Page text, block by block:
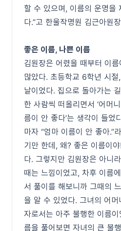
할 수 있으며, 이름의 운명을
다.”고 한울작명원 김근아원
좋은 이름, 나쁜 이름
김원장은 어렸을 때부터 이름
많았다. 초등학교 6학년 시
날이었다. 집으로 돌아가는
한 사람씩 떠올리면서 ‘어머
름이 안 좋다’는 생각이 들었
마자 “엄마 이름이 안 좋아.”
기만 한데, 왜? 좋은 이름이
다. 그렇지만 김원장은 아니
때는 느낌이었고, 차후 이름
서 풀이를 해보니까 그때의
을 알 수 있었다. 그녀의 어머
자로서는 아주 불행한 이름이
름을 풀어보면 자녀의 큰 불